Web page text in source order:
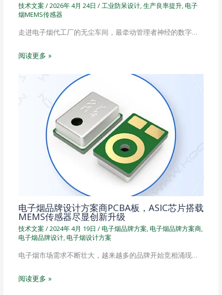
技术文案/2026年 4月 24日 /工业防呆设计,生产良率提升, 电子
烟MEMS传感器
走进电子烟代工厂的无尘车间，最牵动管理者神经的数字…
阅读更多 »
电子烟品牌设计方案商PCBA板，ASIC芯片搭载
MEMS传感器尽显创新升级
技术文案/2024年 4月 19日 / 电子烟品牌方案, 电子烟品牌方案商,
电子烟品牌设计, 电子烟设计方案
电子烟市场需求不断壮大，越来越多的品牌开始竞相涌现…
阅读更多 »